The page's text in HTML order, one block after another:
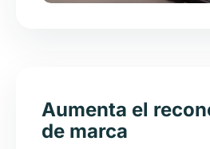
Aumenta el
de marca